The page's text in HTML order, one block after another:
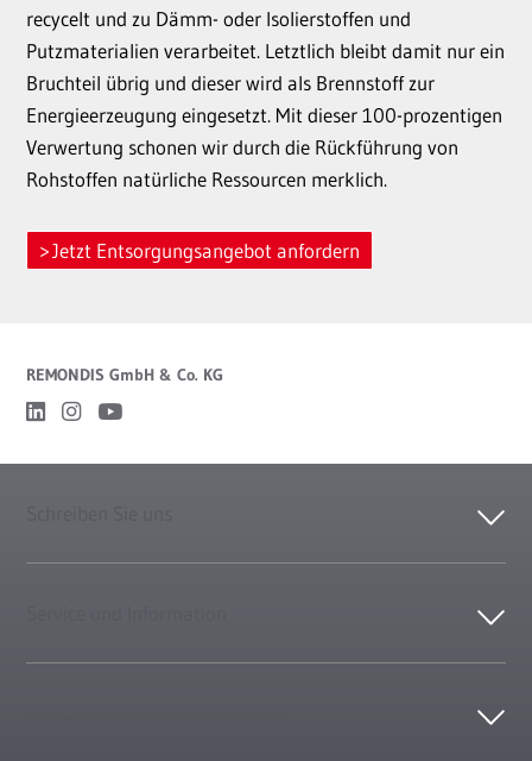
recycelt und zu Dämm- oder Isolierstoffen und
Putzmaterialien verarbeitet. Letztlich bleibt damit nur ein
Bruchteil übrig und dieser wird als Brennstoff zur
Energieerzeugung eingesetzt. Mit dieser 100-prozentigen
Verwertung schonen wir durch die Rückführung von
Rohstoffen natürliche Ressourcen merklich.
Jetzt Entsorgungsangebot anfordern
REMONDIS GmbH & Co. KG